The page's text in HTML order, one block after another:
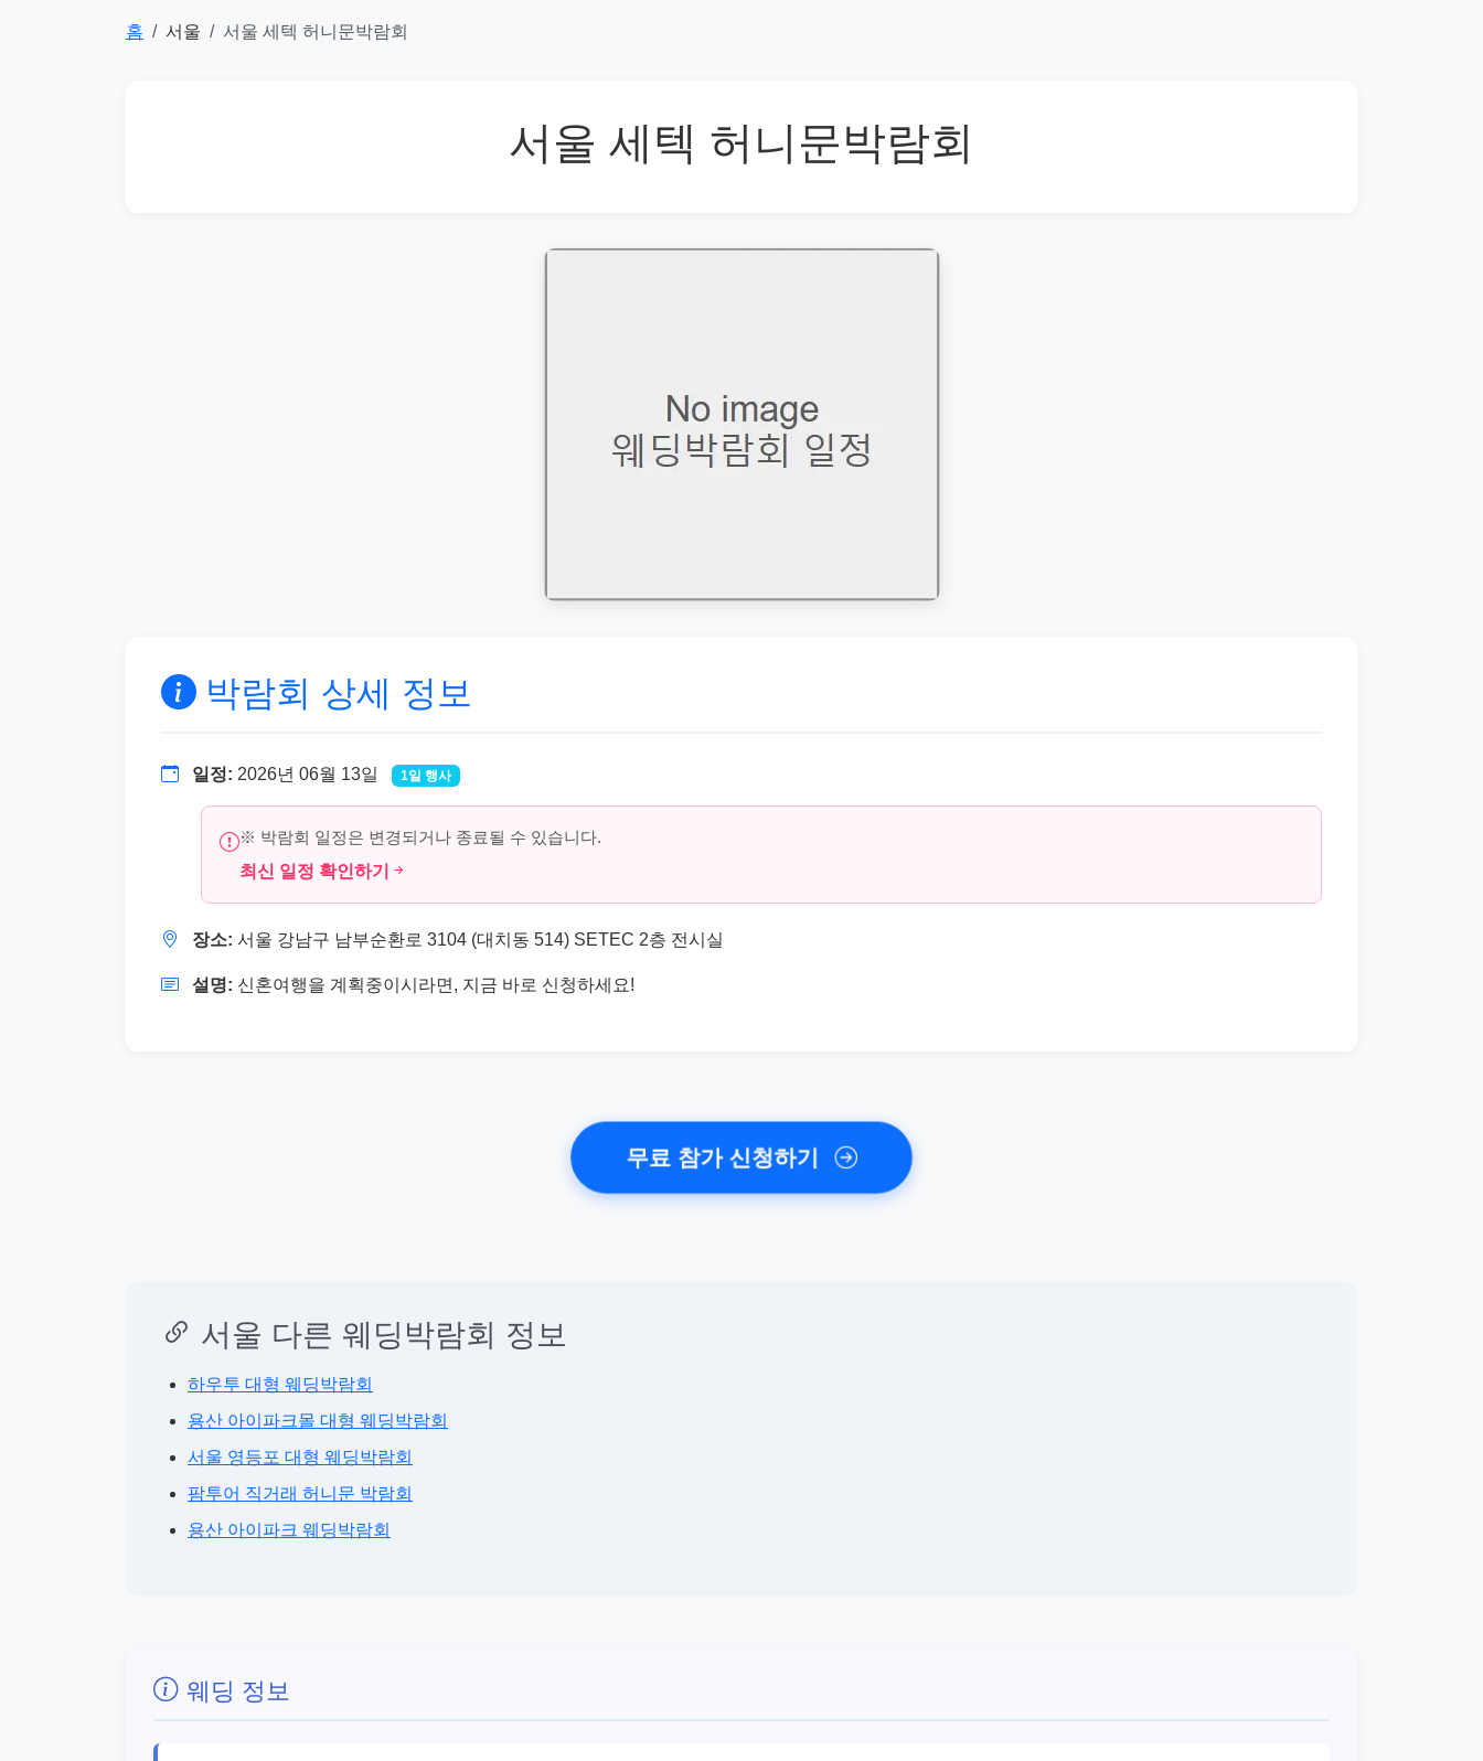
홈 서울 서울 세텍 허니문박람회
서울 세텍 허니문박람회
박람회 상세 정보
일정: 2026년 06월 13일 1일 행사
※ 박람회 일정은 변경되거나 종료될 수 있습니다.
최신 일정 확인하기
장소: 서울 강남구 남부순환로 3104 (대치동 514) SETEC 2층 전시실
설명: 신혼여행을 계획중이시라면, 지금 바로 신청하세요!
무료 참가 신청하기
서울 다른 웨딩박람회 정보
하우투 대형 웨딩박람회
용산 아이파크몰 대형 웨딩박람회
서울 영등포 대형 웨딩박람회
팜투어 직거래 허니문 박람회
용산 아이파크 웨딩박람회
웨딩 정보